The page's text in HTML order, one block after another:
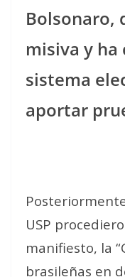
Bolsonaro,
misiva y
sistema
aportar
USP
manifiesto, la
brasileñas en